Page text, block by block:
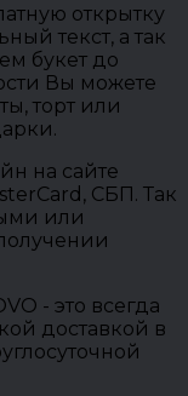
открытку
текст, а так
букет до
Вы можете
торт или
на сайте
СБП. Так
или
- это всегда
доставкой в